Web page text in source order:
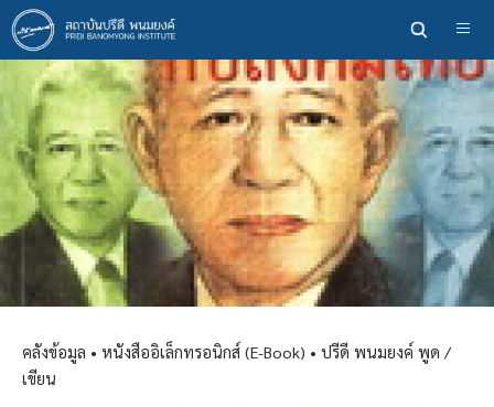
ข้าม
ไป
ยัง
เนื้อหา
หลัก
คลังข้อมูล • หนังสืออิเล็กทรอนิกส์ (E-Book) • ปรีดี พนมยงค์ พูด /
เขียน